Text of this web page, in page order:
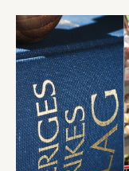
ny vägledning
2025/40, börjar